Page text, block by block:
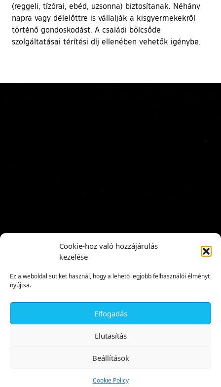
Cookie-hoz való hozzájárulás
kezelése
Ez a weboldal sütiket használ, hogy a lehető legjobb felhasználói élményt
nyújtsa.
Elfogadás
Elutasítás
Beállítások
Cookie Policy
(reggeli, tízórai, ebéd, uzsonna) biztosítanak. Néhány
napra vagy délelőttre is vállalják a kisgyermekekről
történő gondoskodást. A családi bölcsőde
szolgáltatásai térítési díj ellenében vehetők igénybe.
✕